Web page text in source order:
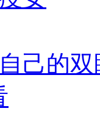
己的